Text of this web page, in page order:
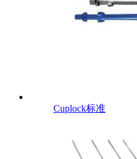
Cuplock标准